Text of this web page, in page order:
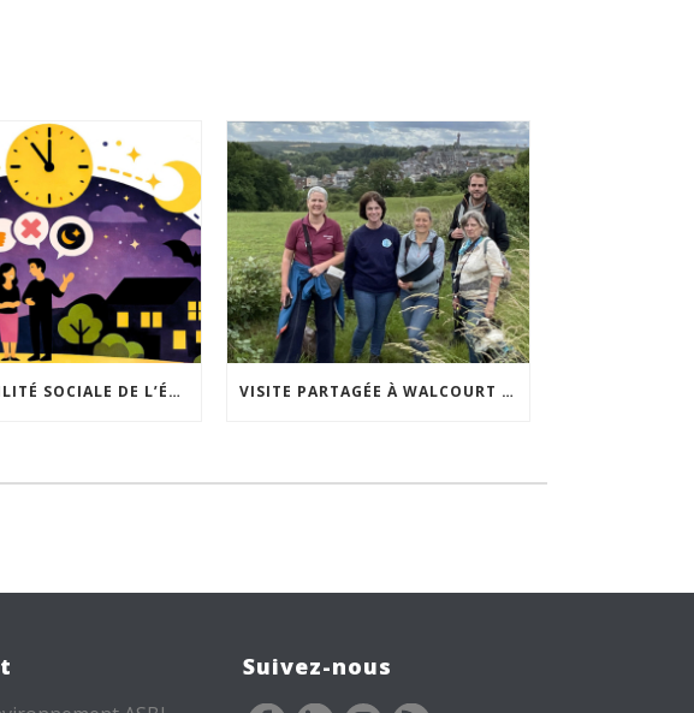
ACCEPTABILITÉ SOCIALE DE L’ÉCLAIRAGE NOCTURNE : LE REPLAY EST DISPONIBLE VISITE PARTAGÉE À WALCOURT : UNE DÉMARCHE PARTICIPATIVE ANIMÉE PAR ESPACE ENVIRONNEMENT
Suivez-nous